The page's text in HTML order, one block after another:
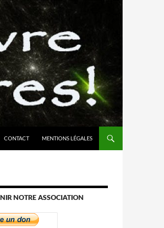
CONTACT MENTIONS LÉGALES
NOTRE ASSOCIATION